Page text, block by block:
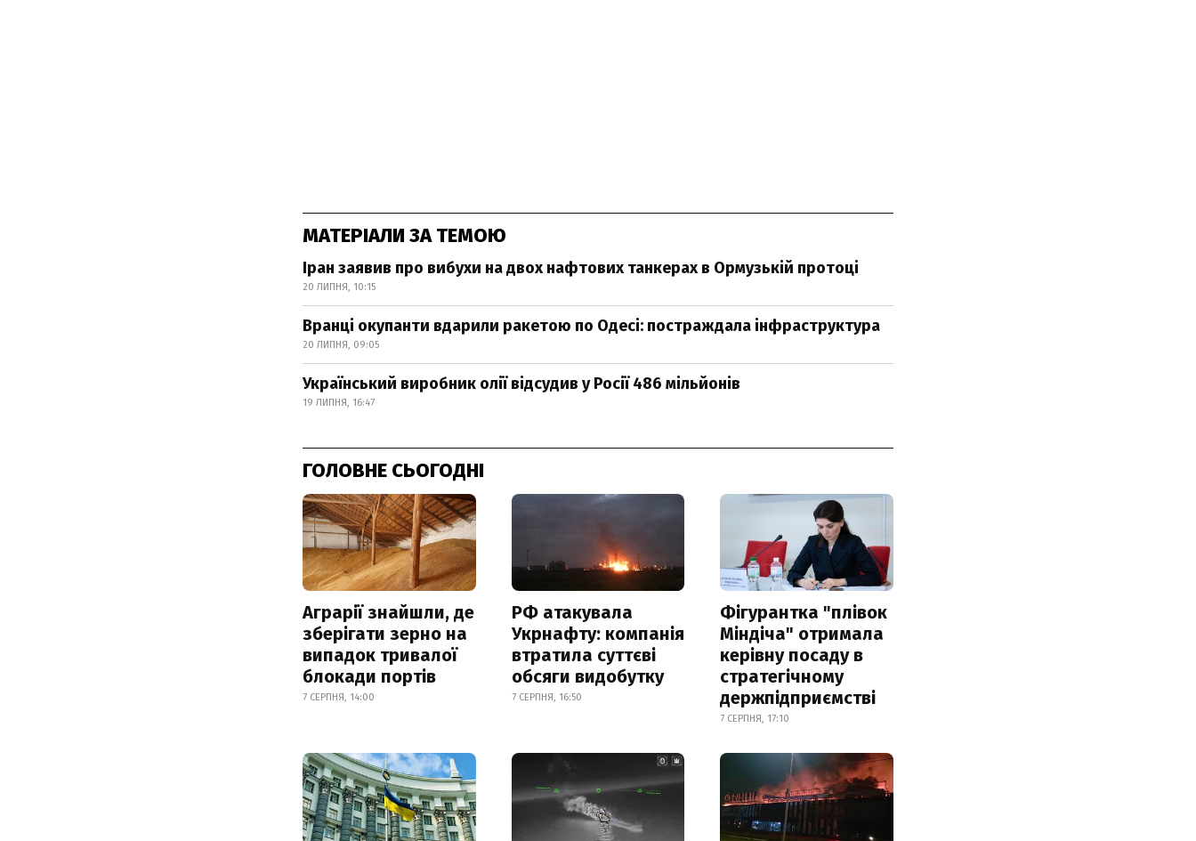
МАТЕРІАЛИ ЗА ТЕМОЮ
Іран заявив про вибухи на двох нафтових танкерах в Ормузькій протоці
20 ЛИПНЯ, 10:15
Вранці окупанти вдарили ракетою по Одесі: постраждала інфраструктура
20 ЛИПНЯ, 09:05
Український виробник олії відсудив у Росії 486 мільйонів
19 ЛИПНЯ, 16:47
ГОЛОВНЕ СЬОГОДНІ
Аграрії знайшли, де
зберігати зерно на
випадок тривалої
блокади портів
7 СЕРПНЯ, 14:00
РФ атакувала
Укрнафту: компанія
втратила суттєві
обсяги видобутку
7 СЕРПНЯ, 16:50
Фігурантка "плівок
Міндіча" отримала
керівну посаду в
стратегічному
держпідприємстві
7 СЕРПНЯ, 17:10